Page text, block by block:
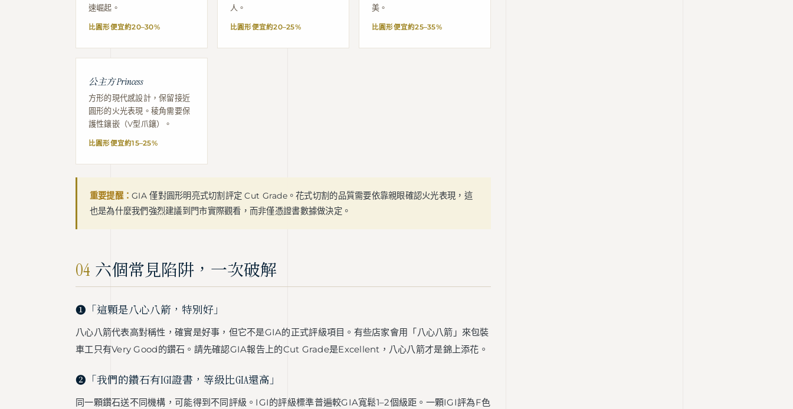
速崛起。
比圓形便宜約20–30%
人。
比圓形便宜約20–25%
美。
比圓形便宜約25–35%
公主方 Princess
方形的現代感設計，保留接近
圓形的火光表現。稜角需要保
護性鑲嵌（V型爪鑲）。
比圓形便宜約15–25%
重要提醒：GIA 僅對圓形明亮式切割評定 Cut Grade。花式切割的品質需要依靠親眼確認火光表現，這
也是為什麼我們強烈建議到門市實際觀看，而非僅憑證書數據做決定。
04 六個常見陷阱，一次破解
❶「這顆是八心八箭，特別好」
八心八箭代表高對稱性，確實是好事，但它不是GIA的正式評級項目。有些店家會用「八心八箭」來包裝
車工只有Very Good的鑽石。請先確認GIA報告上的Cut Grade是Excellent，八心八箭才是錦上添花。
❷「我們的鑽石有IGI證書，等級比GIA還高」
同一顆鑽石送不同機構，可能得到不同評級。IGI的評級標準普遍較GIA寬鬆1–2個級距。一顆IGI評為F色